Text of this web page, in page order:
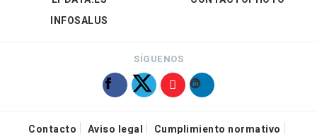
INFOSALUS
SÍGUENOS
Contacto Aviso legal
Cumplimiento normativo